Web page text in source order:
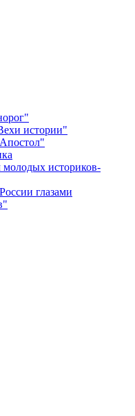
истории"
историков-
глазами